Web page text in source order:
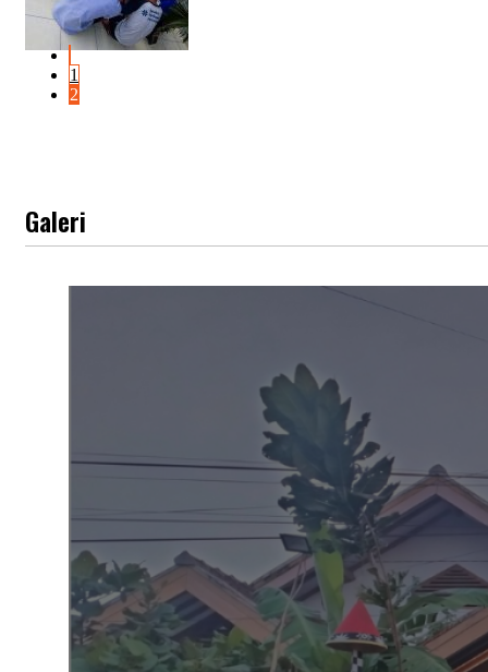
1
2
Galeri